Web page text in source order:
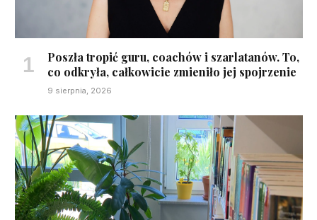
Poszła tropić guru, coachów i szarlatanów. To,
co odkryła, całkowicie zmieniło jej spojrzenie
9 sierpnia, 2026